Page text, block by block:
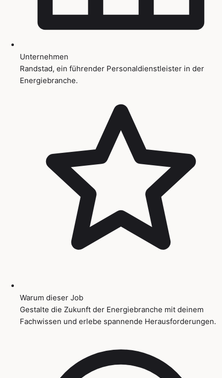
Unternehmen
Randstad, ein führender Personaldienstleister in der
Energiebranche.
Warum dieser Job
Gestalte die Zukunft der Energiebranche mit deinem
Fachwissen und erlebe spannende Herausforderungen.